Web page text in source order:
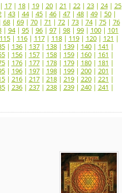
17| 18| 19| 20| 21 | 22| 23| 24| 25
| 43| 44| 45| 46| 47| 48| 49| 50|
68| 69| 70| 71 | 72| 73| 74| 75| 76
| 94| 95| 96| 97| 98| 99| 100| 101
115| 116| 117| 118| 119| 120| 121 |
| 136| 137| 138| 139| 140| 141 |
| 156| 157| 158| 159| 160| 161 |
| 176| 177| 178| 179| 180| 181 |
| 196| 197| 198| 199| 200| 201 |
| 216| 217| 218| 219| 220| 221 |
| 236| 237| 238| 239| 240| 241 |